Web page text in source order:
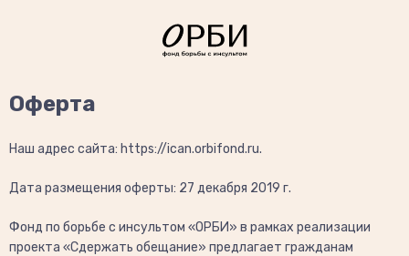
Оферта
Наш адрес сайта: https://ican.orbifond.ru.
Дата размещения оферты: 27 декабря 2019 г.
Фонд по борьбе с инсультом «ОРБИ» в рамках реализации
проекта «Сдержать обещание» предлагает гражданам